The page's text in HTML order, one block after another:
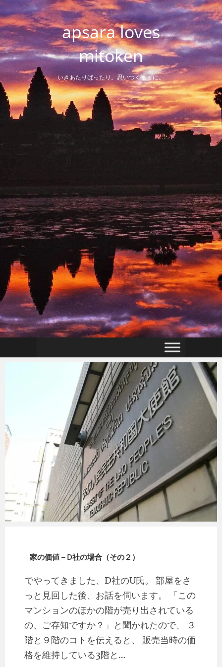
Skip
to
content
apsara loves
mitoken
いきあたりばったり。思いつくままに。
家の価値－D社の場合（その２）
でやってきました、D社のU氏。 部屋をさ
っと見回した後、お話を伺います。 「この
マンションのほかの階が売り出されている
の、ご存知ですか？」と聞かれたので、 ３
階と９階のコトを伝えると、 販売当時の価
格を維持している3階と…